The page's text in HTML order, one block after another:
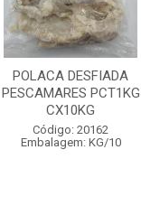
POSTA CORVINA PACOTE
1KG PESCAMARES CX
15KG
Código: 22469
Embalagem: KG/15